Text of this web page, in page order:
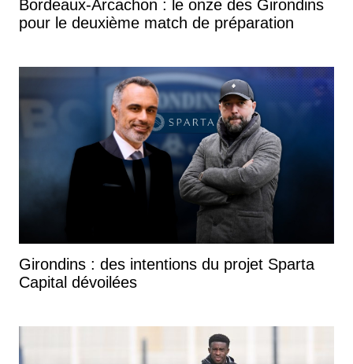
Bordeaux-Arcachon : le onze des Girondins
pour le deuxième match de préparation
Girondins : des intentions du projet Sparta
Capital dévoilées